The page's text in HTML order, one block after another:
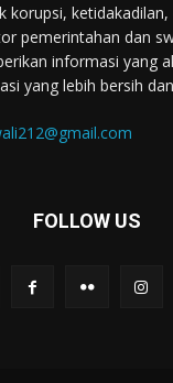
korupsi,
pemerintahan dan
informasi yang
yang lebih bersih
FOLLOW US